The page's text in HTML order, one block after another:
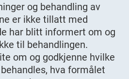
og behandling av
er ikke tillatt med
har blitt informert om og
til behandlingen.
om og godkjenne hvilke
hva formålet